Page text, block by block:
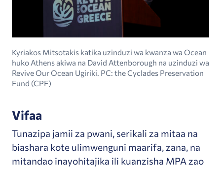
Kyriakos Mitsotakis katika uzinduzi wa kwanza wa Ocean
huko Athens akiwa na David Attenborough na uzinduzi wa
Revive Our Ocean Ugiriki. PC: the Cyclades Preservation
Fund (CPF)
Vifaa
Tunazipa jamii za pwani, serikali za mitaa na
biashara kote ulimwenguni maarifa, zana, na
mitandao inayohitajika ili kuanzisha MPA zao